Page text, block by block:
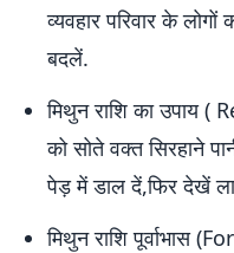
व्यवहार परिवार के
बदलें.
मिथुन राशि का उपाय (
को सोते वक्त सिरहाने
पेड़ में डाल दें,फिर देखें
मिथुन राशि पूर्वाभास